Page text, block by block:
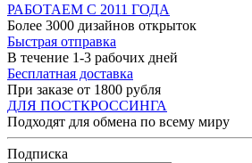
РАБОТАЕМ С 2011 ГОДА
Более 3000 дизайнов открыток
Быстрая отправка
В течение 1-3 рабочих дней
Бесплатная доставка
При заказе от 1800 рубля
ДЛЯ ПОСТКРОССИНГА
Подходят для обмена по всему миру
Подписка